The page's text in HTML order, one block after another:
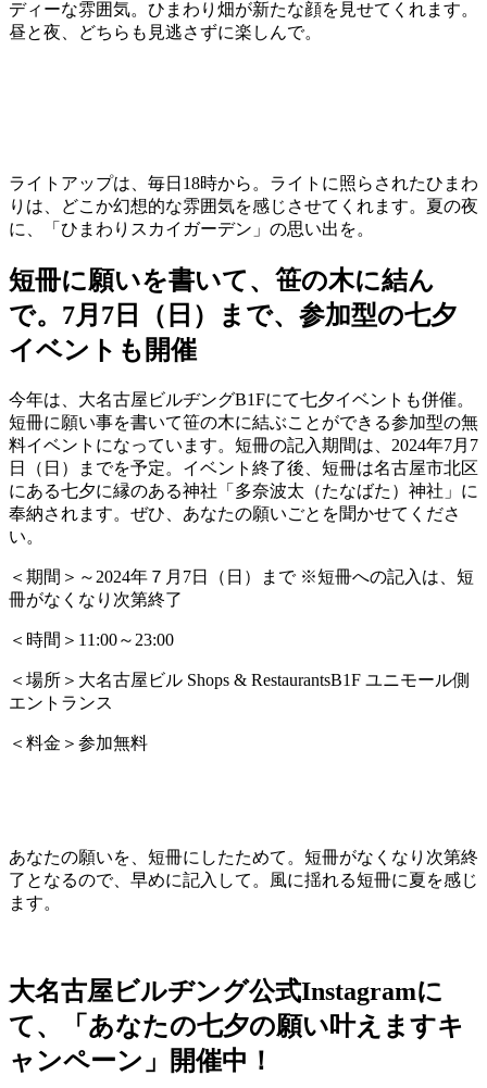
ディーな雰囲気。ひまわり畑が新たな顔を見せてくれます。
昼と夜、どちらも見逃さずに楽しんで。
ライトアップは、毎日18時から。ライトに照らされたひまわ
りは、どこか幻想的な雰囲気を感じさせてくれます。夏の夜
に、「ひまわりスカイガーデン」の思い出を。
短冊に願いを書いて、笹の木に結ん
で。7月7日（日）まで、参加型の七夕
イベントも開催
今年は、大名古屋ビルヂングB1Fにて七夕イベントも併催。
短冊に願い事を書いて笹の木に結ぶことができる参加型の無
料イベントになっています。短冊の記入期間は、2024年7月7
日（日）までを予定。イベント終了後、短冊は名古屋市北区
にある七夕に縁のある神社「多奈波太（たなばた）神社」に
奉納されます。ぜひ、あなたの願いごとを聞かせてくださ
い。
＜期間＞～2024年７月7日（日）まで ※短冊への記入は、短
冊がなくなり次第終了
＜時間＞11:00～23:00
＜場所＞大名古屋ビル Shops & RestaurantsB1F ユニモール側
エントランス
＜料金＞参加無料
あなたの願いを、短冊にしたためて。短冊がなくなり次第終
了となるので、早めに記入して。風に揺れる短冊に夏を感じ
ます。
大名古屋ビルヂング公式Instagramに
て、「あなたの七夕の願い叶えますキ
ャンペーン」開催中！